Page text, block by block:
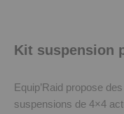
Kit suspension
Equip’Raid propose
suspensions de 4×4